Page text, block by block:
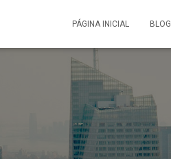
PÁGINA INICIAL BLOG